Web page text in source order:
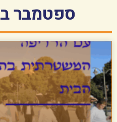
ספטמבר ב25, 2023